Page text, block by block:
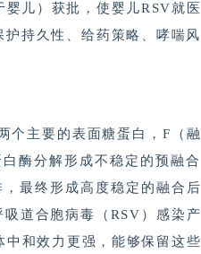
儿）获批，使婴儿RSV就医
持久性、给药策略、哮喘风
个主要的表面糖蛋白，F（融
酶分解形成不稳定的预融合
最终形成高度稳定的融合后
道合胞病毒（RSV）感染产
和效力更强，能够保留这些